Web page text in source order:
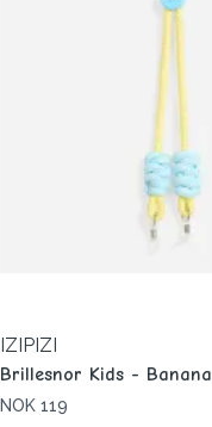
IZIPIZI
Brillesnor Kids - Banana
NOK 119